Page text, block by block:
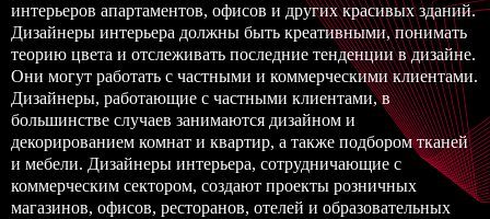
интерьеров апартаментов, офисов и других красивых зданий.
Дизайнеры интерьера должны быть креативными, понимать
теорию цвета и отслеживать последние тенденции в дизайне.
Они могут работать с частными и коммерческими клиентами.
Дизайнеры, работающие с частными клиентами, в
большинстве случаев занимаются дизайном и
декорированием комнат и квартир, а также подбором тканей
и мебели. Дизайнеры интерьера, сотрудничающие с
коммерческим сектором, создают проекты розничных
магазинов, офисов, ресторанов, отелей и образовательных